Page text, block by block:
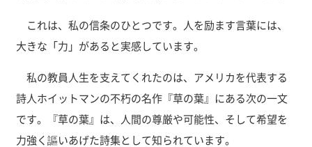
これは、私の信条のひとつです。人を励ます言葉には、
大きな「力」があると実感しています。
私の教員人生を支えてくれたのは、アメリカを代表する
詩人ホイットマンの不朽の名作『草の葉』にある次の一文
です。『草の葉』は、人間の尊厳や可能性、そして希望を
力強く謳いあげた詩集として知られています。